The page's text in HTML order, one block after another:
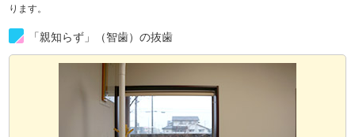
ります。
「親知らず」（智歯）の抜歯